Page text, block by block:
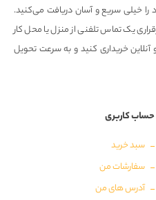
خیلی سریع و آسان دریافت می‌کنید.
یک تماس تلفنی از منزل یا محل کار
خریداری کنید و به سرعت تحویل
حساب کاربری
سبد خرید
سفارشات من
آدرس های من